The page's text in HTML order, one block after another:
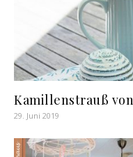
Kamillenstrauß
29. Juni 2019